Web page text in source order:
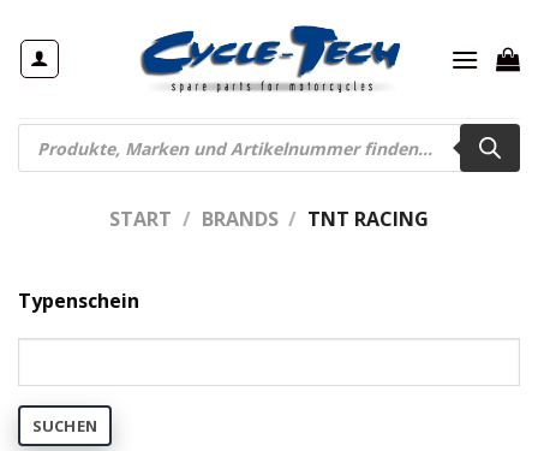
Inhalt
springen
Products
search
START / BRANDS / TNT RACING
Typenschein
SUCHEN